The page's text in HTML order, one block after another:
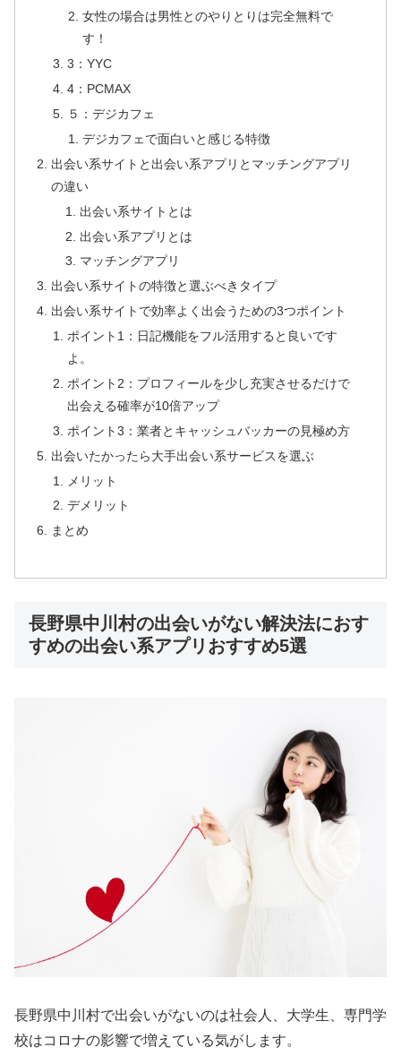
女性の場合は男性とのやりとりは完全無料で
す！
3：YYC
4：PCMAX
５：デジカフェ
デジカフェで面白いと感じる特徴
出会い系サイトと出会い系アプリとマッチングアプリ
の違い
出会い系サイトとは
出会い系アプリとは
マッチングアプリ
出会い系サイトの特徴と選ぶべきタイプ
出会い系サイトで効率よく出会うための3つポイント
ポイント1：日記機能をフル活用すると良いです
よ。
ポイント2：プロフィールを少し充実させるだけで
出会える確率が10倍アップ
ポイント3：業者とキャッシュバッカーの見極め方
出会いたかったら大手出会い系サービスを選ぶ
メリット
デメリット
まとめ
長野県中川村の出会いがない解決法におす
すめの出会い系アプリおすすめ5選
長野県中川村で出会いがないのは社会人、大学生、専門学
校はコロナの影響で増えている気がします。